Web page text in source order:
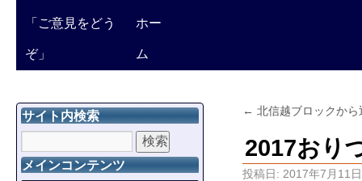
「ご意見をどう
ぞ」
ホー
ム
← 北信越ブロックか
2017おり
投稿日: 2017年7月11日
サイト内検索
メインコンテンツ